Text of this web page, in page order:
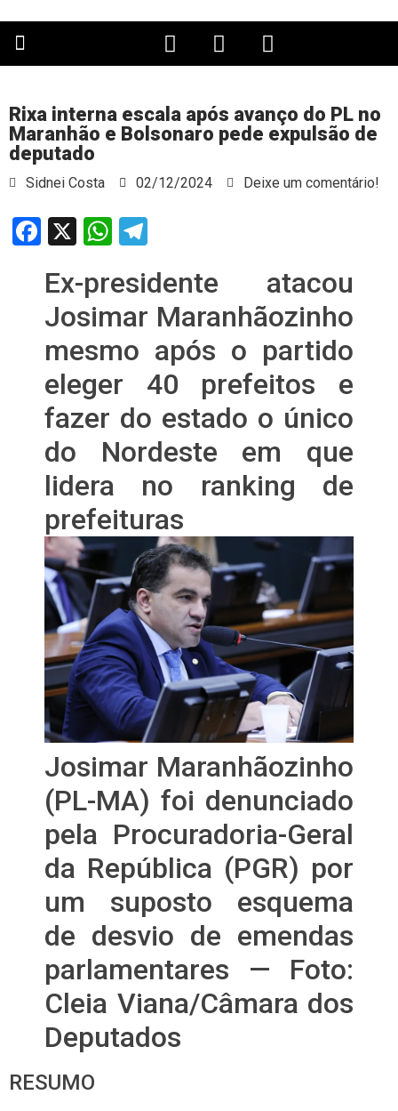
Rixa interna escala após avanço do PL no
Maranhão e Bolsonaro pede expulsão de
deputado
Sidnei Costa 02/12/2024 Deixe um comentário!
Facebook
X WhatsApp
Ex-presidente atacou
Josimar Maranhãozinho
mesmo após o partido
eleger 40 prefeitos e
fazer do estado o único
do Nordeste em que
lidera no ranking de
prefeituras
Josimar Maranhãozinho
(PL-MA) foi denunciado
pela Procuradoria-Geral
da República (PGR) por
um suposto esquema
de desvio de emendas
parlamentares — Foto:
Cleia Viana/Câmara dos
Deputados
RESUMO